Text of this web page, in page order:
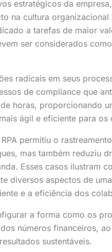
estratégicos da empresa,
na cultura organizacional
a tarefas de maior
ser considerados
radicais em seus
de compliance que
horas, proporcionando
ágil e eficiente para os
permitiu o
mas também reduziu
Esses casos ilustram
diversos aspectos de
e a eficiência dos
a forma como os
números financeiros,
sustentáveis.